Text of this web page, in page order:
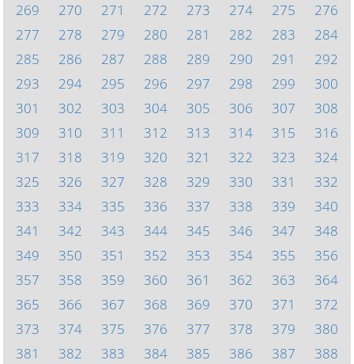
269
270 271 272 273 274 275
276
277
278 279 280 281 282 283
284
285
286 287 288 289 290 291
292
293
294 295 296 297 298 299
300
301
302 303 304 305 306 307
308
309
310 311 312 313 314 315
316
317
318 319 320 321 322 323
324
325
326 327 328 329 330 331
332
333
334 335 336 337 338 339
340
341
342 343 344 345 346 347
348
349
350 351 352 353 354 355
356
357
358 359 360 361 362 363
364
365
366 367 368 369 370 371
372
373
374 375 376 377 378 379
380
381
382 383 384 385 386 387 388